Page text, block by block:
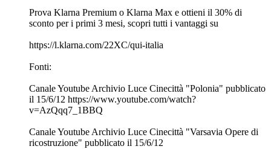
Prova Klarna Premium o Klarna Max e ottieni il 30% di
sconto per i primi 3 mesi, scopri tutti i vantaggi su
https://l.klarna.com/22XC/qui-italia
Fonti:
Canale Youtube Archivio Luce Cinecittà "Polonia" pubblicato
il 15/6/12 https://www.youtube.com/watch?
v=AzQqq7_1BBQ
Canale Youtube Archivio Luce Cinecittà "Varsavia Opere di
ricostruzione" pubblicato il 15/6/12